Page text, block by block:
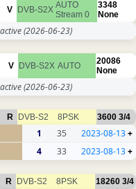
V DVB-S2X AUTO
Stream 0
3348
None
(2026-06-23)
V DVB-S2X AUTO
20086
None
(2026-06-23)
R DVB-S2 8PSK 3600 3/4
1 35 2023-08-13+
4 33 2023-08-13+
R DVB-S2 8PSK 18260 3/4